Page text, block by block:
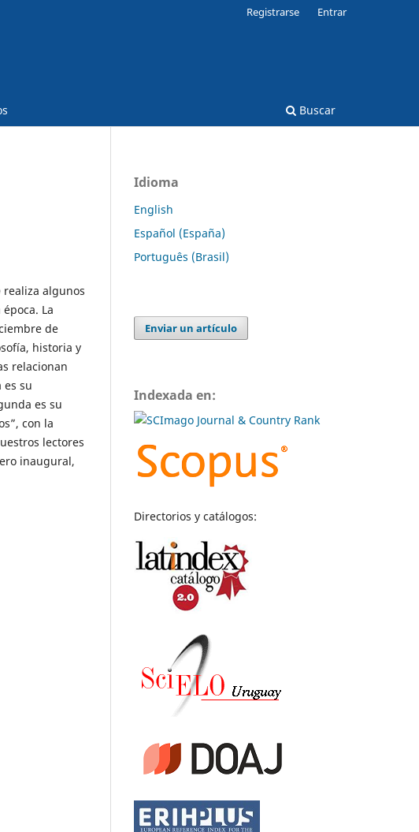
Buscar
Registrarse Entrar
realiza algunos
La
de
historia y
relacionan
es su
es su
con la
lectores
inaugural,
Idioma
English
Español (España)
Português (Brasil)
Enviar un artículo
Indexada en:
Directorios y catálogos: